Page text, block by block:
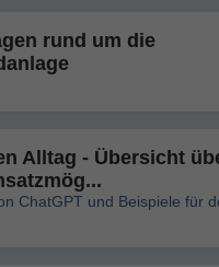
rund um die
Alltag - Übersicht
ChatGPT und Beispiele für